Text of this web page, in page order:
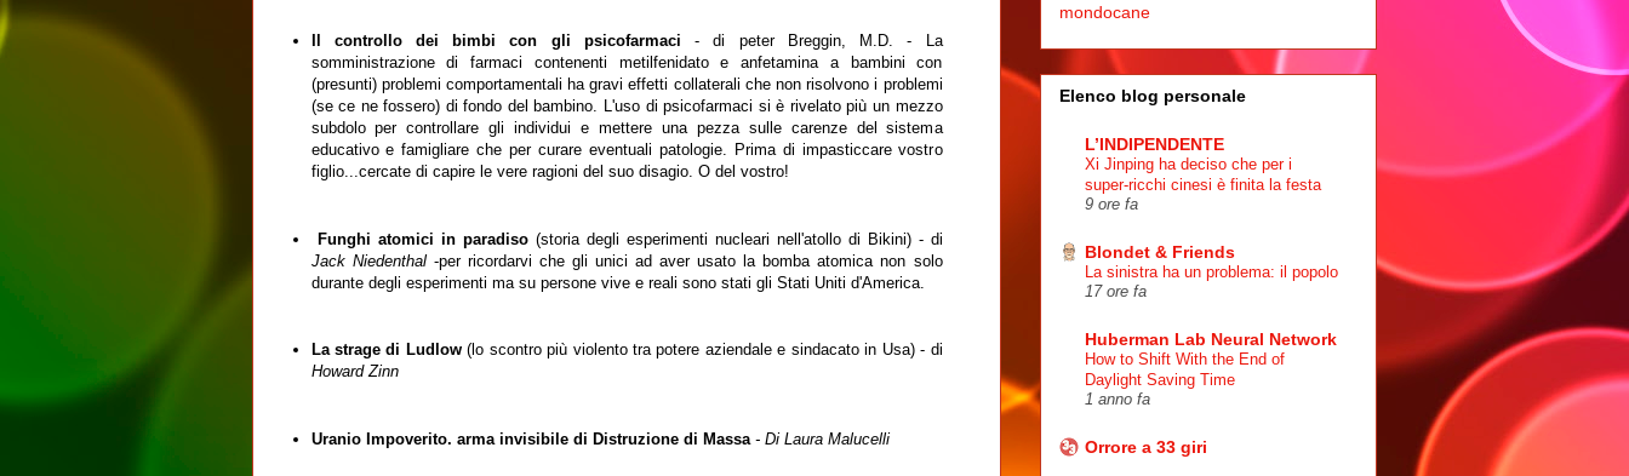
Il controllo dei bimbi con gli psicofarmaci - di peter Breggin, M.D. - La
somministrazione di farmaci contenenti metilfenidato e anfetamina a bambini con
(presunti) problemi comportamentali ha gravi effetti collaterali che non risolvono i problemi
(se ce ne fossero) di fondo del bambino. L'uso di psicofarmaci si è rivelato più un mezzo
subdolo per controllare gli individui e mettere una pezza sulle carenze del sistema
educativo e famigliare che per curare eventuali patologie. Prima di impasticcare vostro
figlio...cercate di capire le vere ragioni del suo disagio. O del vostro!
Funghi atomici in paradiso (storia degli esperimenti nucleari nell'atollo di Bikini) - di
Jack Niedenthal-per ricordarvi che gli unici ad aver usato la bomba atomica non solo
durante degli esperimenti ma su persone vive e reali sono stati gli Stati Uniti d'America.
La strage di Ludlow(lo scontro più violento tra potere aziendale e sindacato in Usa) - di
Howard Zinn
Uranio Impoverito. arma invisibile di Distruzione di Massa- Di Laura Malucelli
mondocane
Elenco blog personale
L’INDIPENDENTE
Xi Jinping ha deciso che per i
super-ricchi cinesi è finita la festa
9 ore fa
Blondet & Friends
La sinistra ha un problema: il popolo
17 ore fa
Huberman Lab Neural Network
How to Shift With the End of
Daylight Saving Time
1 anno fa
Orrore a 33 giri